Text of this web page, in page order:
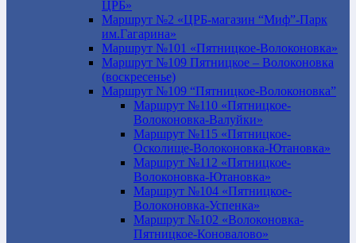
ЦРБ»
Маршрут №2 «ЦРБ-магазин “Миф”-Парк
им.Гагарина»
Маршрут №101 «Пятницкое-Волоконовка»
Маршрут №109 Пятницкое – Волоконовка
(воскресенье)
Маршрут №109 “Пятницкое-Волоконовка”
Маршрут №110 «Пятницкое-
Волоконовка-Валуйки»
Маршрут №115 «Пятницкое-
Осколище-Волоконовка-Ютановка»
Маршрут №112 «Пятницкое-
Волоконовка-Ютановка»
Маршрут №104 «Пятницкое-
Волоконовка-Успенка»
Маршрут №102 «Волоконовка-
Пятницкое-Коновалово»